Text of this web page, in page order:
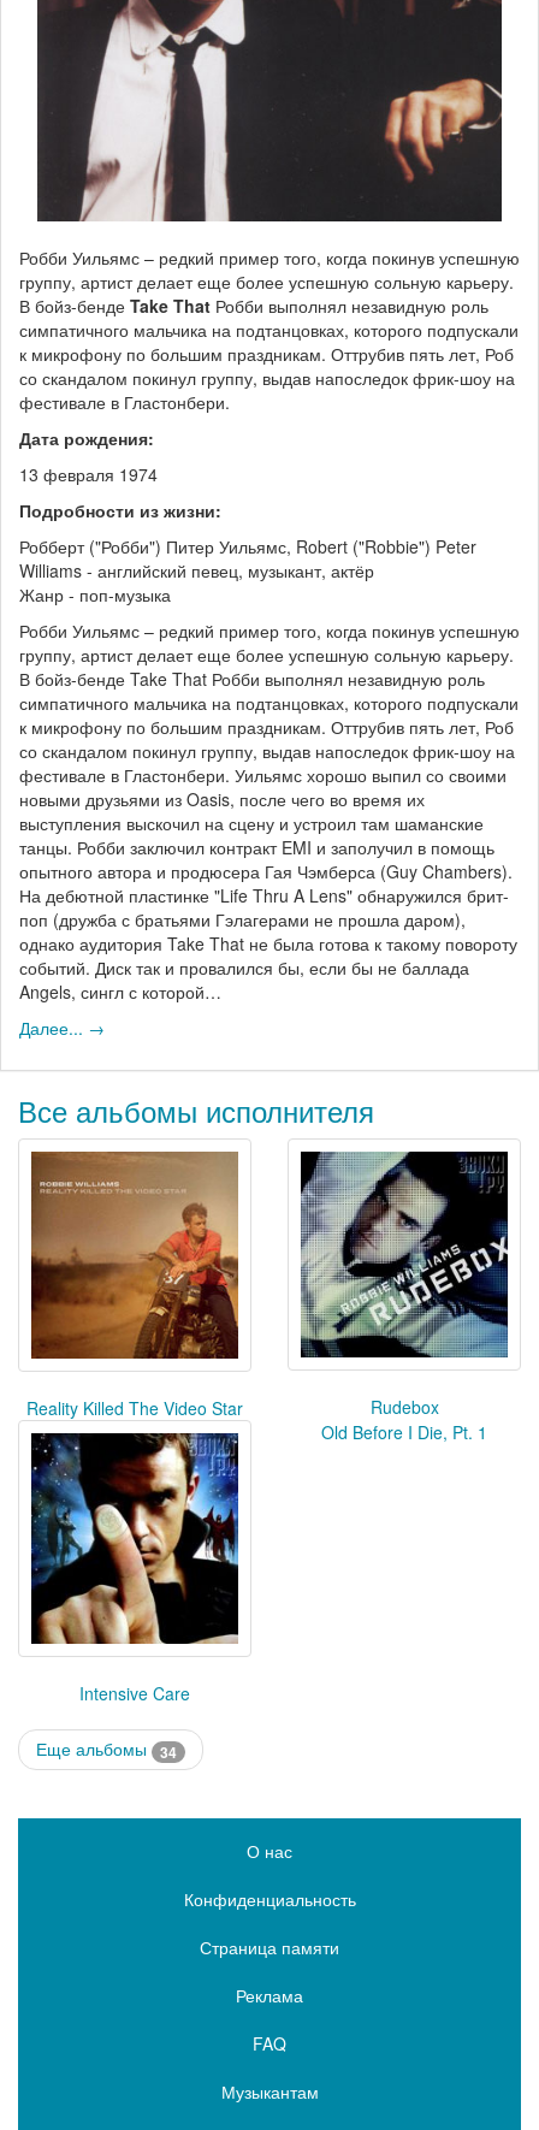
Робби Уильямс – редкий пример того, когда покинув успешную
группу, артист делает еще более успешную сольную карьеру.
В бойз-бенде Take That Робби выполнял незавидную роль
симпатичного мальчика на подтанцовках, которого подпускали
к микрофону по большим праздникам. Оттрубив пять лет, Роб
со скандалом покинул группу, выдав напоследок фрик-шоу на
фестивале в Гластонбери.
Дата рождения:
13 февраля 1974
Подробности из жизни:
Робберт ("Робби") Питер Уильямс, Robert ("Robbie") Peter
Williams - английский певец, музыкант, актёр
Жанр - поп-музыка
Робби Уильямс – редкий пример того, когда покинув успешную
группу, артист делает еще более успешную сольную карьеру.
В бойз-бенде Take That Робби выполнял незавидную роль
симпатичного мальчика на подтанцовках, которого подпускали
к микрофону по большим праздникам. Оттрубив пять лет, Роб
со скандалом покинул группу, выдав напоследок фрик-шоу на
фестивале в Гластонбери. Уильямс хорошо выпил со своими
новыми друзьями из Oasis, после чего во время их
выступления выскочил на сцену и устроил там шаманские
танцы. Робби заключил контракт EMI и заполучил в помощь
опытного автора и продюсера Гая Чэмберса (Guy Chambers).
На дебютной пластинке "Life Thru A Lens" обнаружился брит-
поп (дружба с братьями Гэлагерами не прошла даром),
однако аудитория Take That не была готова к такому повороту
событий. Диск так и провалился бы, если бы не баллада
Angels, сингл с которой…
Далее... →
Все альбомы исполнителя
Reality Killed The Video Star Rudebox
Intensive Care
Old Before I Die, Pt. 1
Еще альбомы 34
О нас
Конфиденциальность
Страница памяти
Реклама
FAQ
Музыкантам